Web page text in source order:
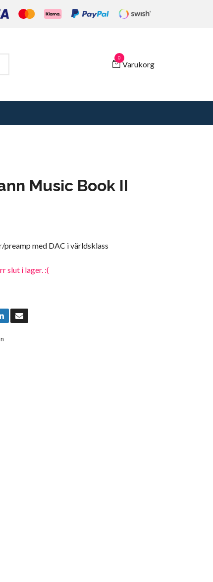
0
Varukorg
Music Book II
preamp med DAC i världsklass
slut i lager. :(